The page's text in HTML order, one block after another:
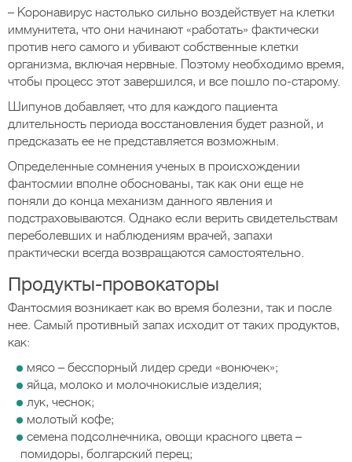
– Коронавирус настолько сильно воздействует на клетки
иммунитета, что они начинают «работать» фактически
против него самого и убивают собственные клетки
организма, включая нервные. Поэтому необходимо время,
чтобы процесс этот завершился, и все пошло по-старому.
Шипунов добавляет, что для каждого пациента
длительность периода восстановления будет разной, и
предсказать ее не представляется возможным.
Определенные сомнения ученых в происхождении
фантосмии вполне обоснованы, так как они еще не
поняли до конца механизм данного явления и
подстраховываются. Однако если верить свидетельствам
переболевших и наблюдениям врачей, запахи
практически всегда возвращаются самостоятельно.
Продукты-провокаторы
Фантосмия возникает как во время болезни, так и после
нее. Самый противный запах исходит от таких продуктов,
как:
мясо – бесспорный лидер среди «вонючек»;
яйца, молоко и молочнокислые изделия;
лук, чеснок;
молотый кофе;
семена подсолнечника, овощи красного цвета –
помидоры, болгарский перец;